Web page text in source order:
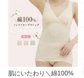
肌にいたわり＼綿100%